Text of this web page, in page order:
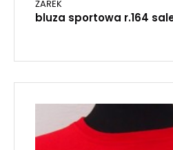
ŻAREK
bluza sportowa r.164